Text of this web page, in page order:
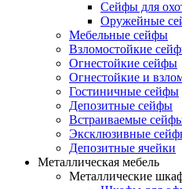
Сейфы для
Оружейные
Мебельные сейфы
Взломостойкие
Огнестойкие сейфы
Огнестойкие и
Гостиничные сейфы
Депозитные сейфы
Встраиваемые
Эксклюзивные
Депозитные ячейки
Металлическая мебель
Металлические